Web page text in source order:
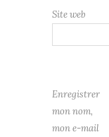
Site web
Enregistrer
mon nom,
mon e-mail